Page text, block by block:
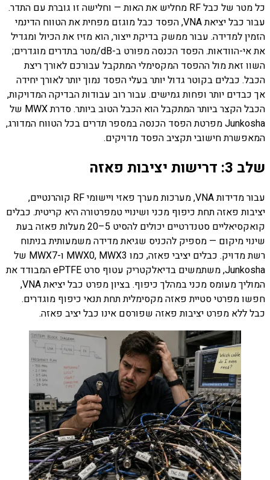
כל מטר של כבל RF מחליש את האות — וחלישה זו גוברת עם התדר.
עבור כבל יציאת VNA, הפסד כבל מוגזם מפחית את הטווח הדינמי
הזמין למדידה. עבור ממשק בדיקת ייצור, הוא מזיז את הכיול ומגדיל
את אי-הוודאות. הפסד הכנסה מפורט ב-dB/מטר בתדרים מוגדרים;
השוו זאת מול ההפסד המקסימלי המתקבל עבורכם לאורך ריצת
הכבל. כבלים בקוטר גדול יותר בעלי הפסד נמוך יותר לאורך יחידה
אך כבדים יותר ופחות גמישים. עבור רוב עבודות הבדיקה המדויקות,
הכבל הקצר ביותר המתקבל הוא הכבל הטוב ביותר. סדרת MWX של
Junkosha מפרטת הפסד הכנסה במספר תדרים בכל הטווח המדורג,
המאפשרת חישובי תקציב הפסד מדויקים.
שלב 3: דרישות יציבות פאזה
עבור מדידות VNA, מערכות מערך פאזי ויישומי RF קוהרנטיים,
יציבות פאזה תחת כיפוף מכני ושינויי טמפרטורה היא קריטית. כבלים
קואקסיאליים סטנדרטיים יכולים להסיט 5–20 מעלות פאזה בעת
שינוי מיקום — מספיק להכניס שגיאת מדידה משמעותית בניתוח
רשת מדויק. כבלים יציבי פאזה, כמו MWX0, MWX3 ו-MWX7 של
Junkosha, משתמשים בדיאלקטריק עטוף סרט ePTFE המבודד את
המוליך מעומס מכני במהלך כיפוף. בציון מפרט כבל יציאת VNA,
חפשו מפרטי סטיית פאזה מקסימלית תחת תנאי כיפוף מוגדרים.
כבל ללא מפרט יציבות פאזה שפורסם אינו כבל יציב פאזה.